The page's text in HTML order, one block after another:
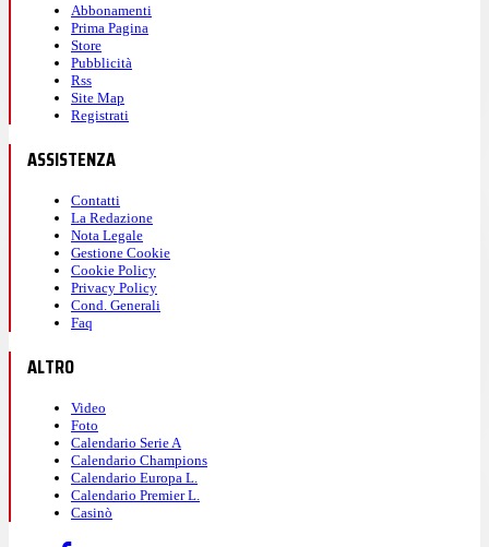
Abbonamenti
Prima Pagina
Store
Pubblicità
Rss
Site Map
Registrati
ASSISTENZA
Contatti
La Redazione
Nota Legale
Gestione Cookie
Cookie Policy
Privacy Policy
Cond. Generali
Faq
ALTRO
Video
Foto
Calendario Serie A
Calendario Champions
Calendario Europa L.
Calendario Premier L.
Casinò